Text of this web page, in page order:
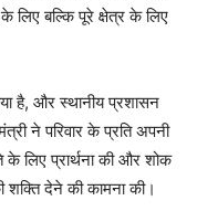
लिए बल्कि पूरे क्षेत्र के लिए
है, और स्थानीय प्रशासन
ने परिवार के प्रति अपनी
लिए प्रार्थना की और शोक
देने की कामना की।